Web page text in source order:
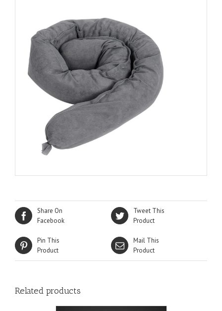
Share On
Facebook
Tweet This
Product
Pin This
Product
Mail This
Product
Related products